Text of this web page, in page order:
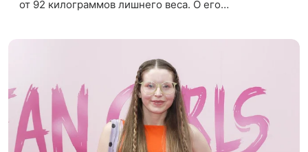
от 92 килограммов лишнего веса. О его